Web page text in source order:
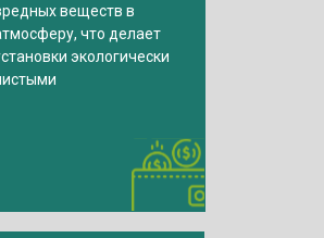
веществ в
что делает
экологически